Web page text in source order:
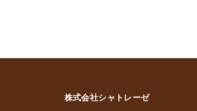
株式会社シャトレーゼ